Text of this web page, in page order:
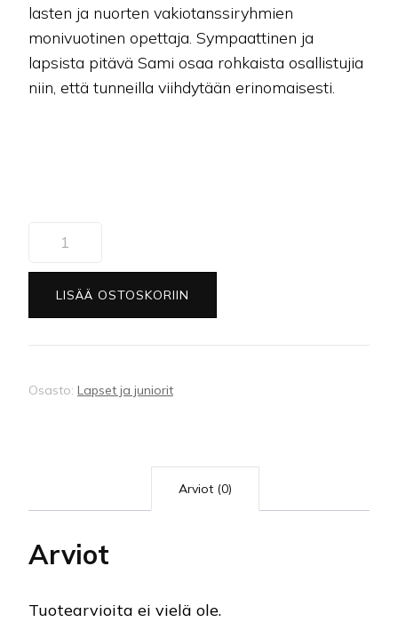
lasten ja nuorten vakiotanssiryhmien
monivuotinen opettaja. Sympaattinen ja
lapsista pitävä Sami osaa rohkaista osallistujia
niin, että tunneilla viihdytään erinomaisesti.
määrä
LISÄÄ OSTOSKORIIN
Osasto: Lapset ja juniorit
Arviot (0)
Arviot
Tuotearvioita ei vielä ole.